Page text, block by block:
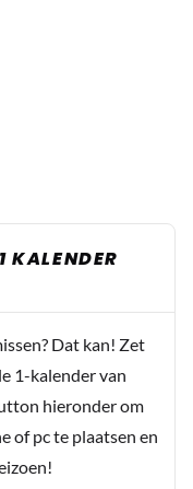
KALENDER
Dat kan! Zet
1-kalender van
hieronder om
of pc te plaatsen en